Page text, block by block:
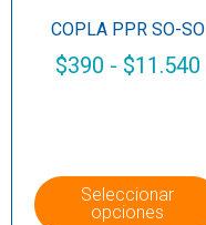
COPLA PPR SO-SO
$390 - $11.540
Seleccionar
opciones